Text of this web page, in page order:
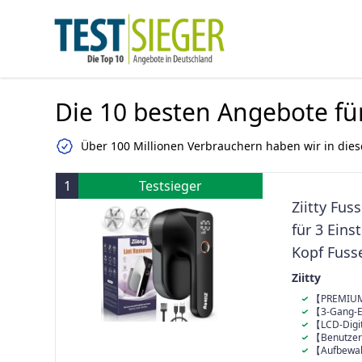
Die 10 besten Angebote
Über 100 Millionen Verbrauchern haben wir in
1 Testsieger
Ziitty
für 3
Kopf
Ziitty
【
Stahl,
【3-
verschiedene
verdickte
Schnitten
【LCD-
verfügt über
die
【
【